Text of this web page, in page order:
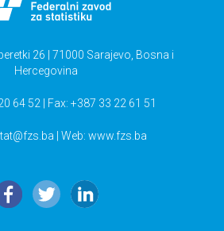
26 | 71000 Sarajevo, Bosna i
Hercegovina
64 52 | Fax: +387 33 22 61 51
| Web: www.fzs.ba